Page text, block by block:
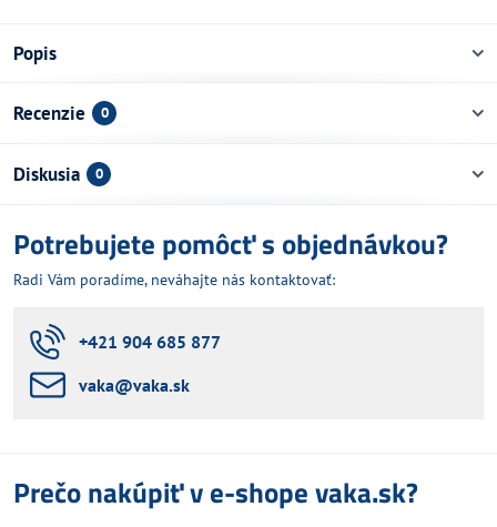
Popis
Recenzie 0
Diskusia 0
Potrebujete pomôcť s objednávkou?
Radi Vám poradíme, neváhajte nás kontaktovať:
+421 904 685 877
vaka​@vaka​.sk
Prečo nakúpiť v e-shope vaka.sk?